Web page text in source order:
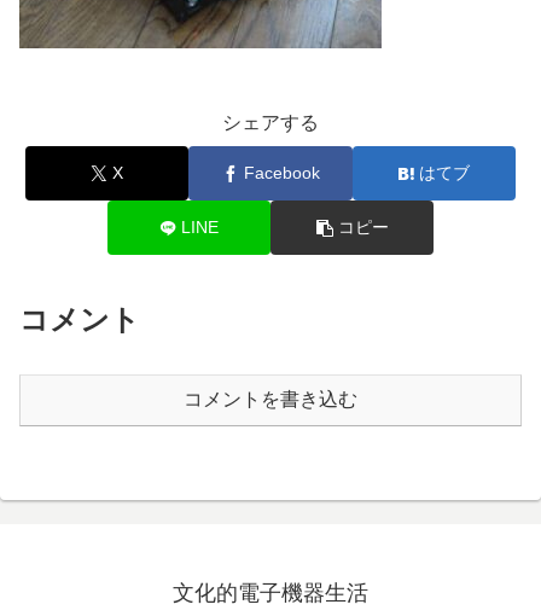
シェアする
X Facebook はてブ
LINE コピー
コメント
コメントを書き込む
文化的電子機器生活